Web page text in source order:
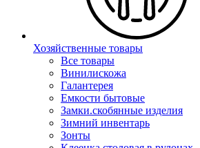
Хозяйственные товары
Все товары
Винилискожа
Галантерея
Емкости бытовые
Замки.скобянные изделия
Зимний инвентарь
Зонты